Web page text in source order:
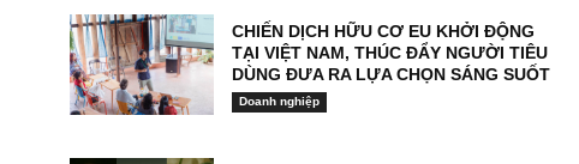
CHIẾN DỊCH HỮU CƠ EU KHỞI ĐỘNG
TẠI VIỆT NAM, THÚC ĐẨY NGƯỜI TIÊU
DÙNG ĐƯA RA LỰA CHỌN SÁNG SUỐT
Doanh nghiệp